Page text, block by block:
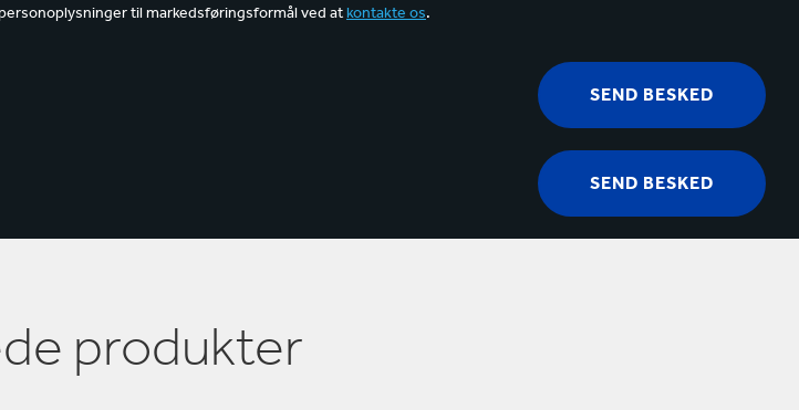
til markedsføringsformål ved atkontakte os.
produkter